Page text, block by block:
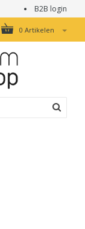
B2B login
0 Artikelen